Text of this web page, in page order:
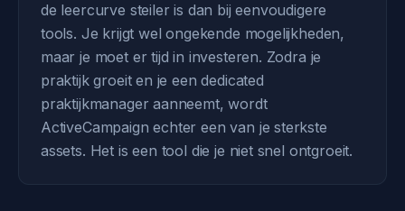
de leercurve steiler is dan bij eenvoudigere
tools. Je krijgt wel ongekende mogelijkheden,
maar je moet er tijd in investeren. Zodra je
praktijk groeit en je een dedicated
praktijkmanager aanneemt, wordt
ActiveCampaign echter een van je sterkste
assets. Het is een tool die je niet snel ontgroeit.